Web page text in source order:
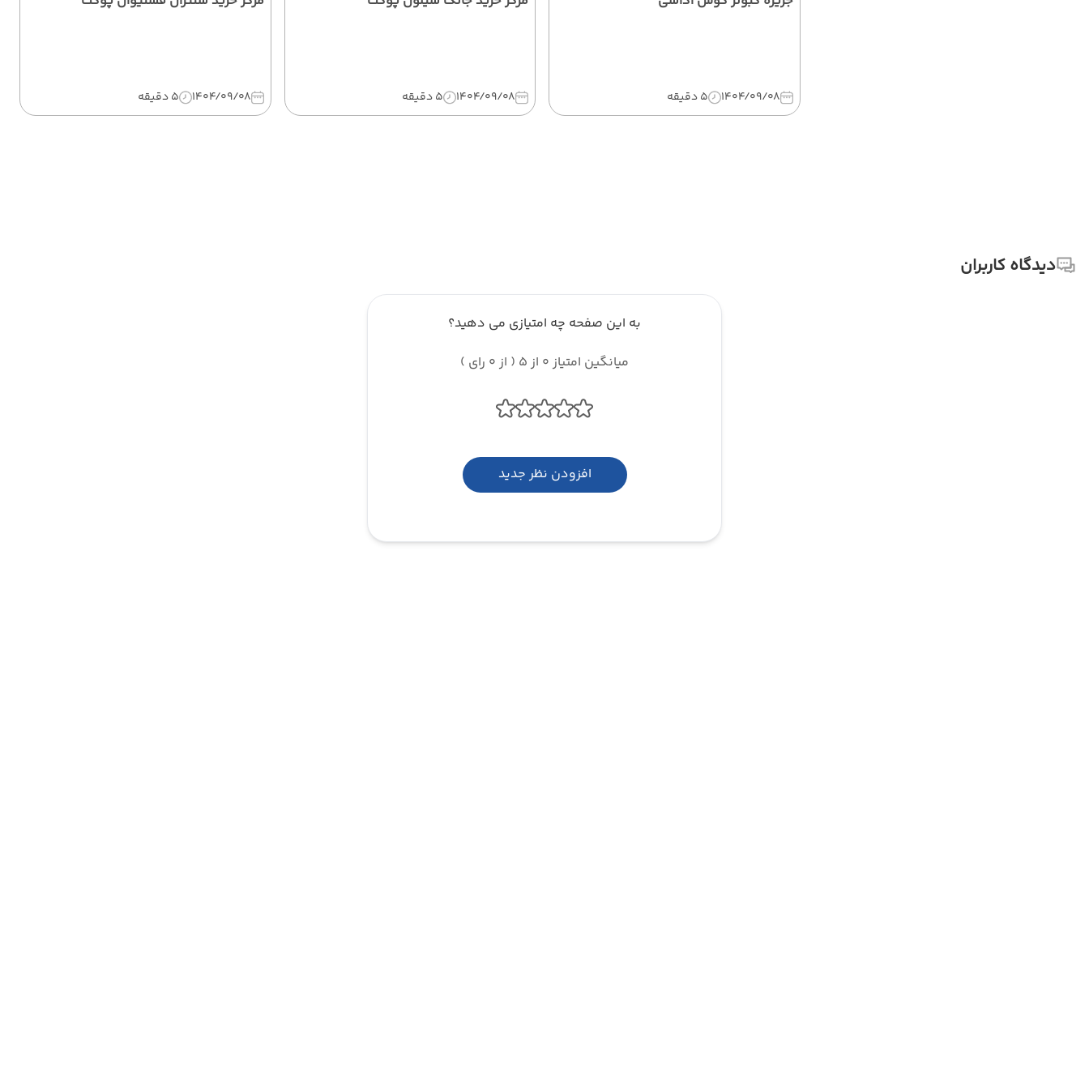
1404/09/08 5 دقیقه 1404/09/08 5 دقیقه 1404/09/08 5 دقیقه
دیدگاه کاربران
به این صفحه چه امتیازی می دهید؟
میانگین امتیاز 0 از 5 ( از 0 رای )
افزودن نظر جدید